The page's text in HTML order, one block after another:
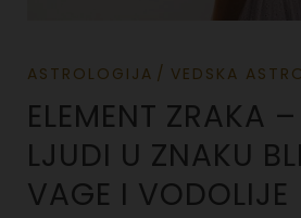
ASTROLOGIJA VEDSKA
ELEMENT ZRAKA
LJUDI U ZNAKU
VAGE I VODOLIJE